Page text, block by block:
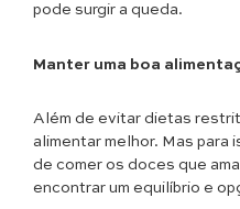
pode surgir a queda.
Manter uma boa
Além de evitar dietas
alimentar melhor. Mas para
de comer os doces que
encontrar um equilíbrio e